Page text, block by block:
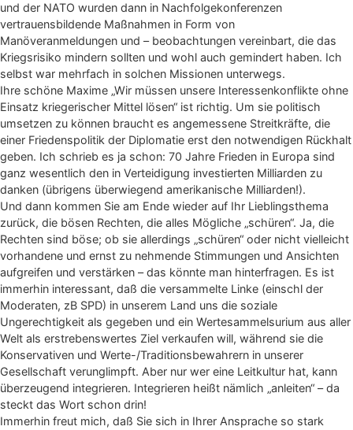
und der NATO wurden dann in Nachfolgekonferenzen
vertrauensbildende Maßnahmen in Form von
Manöveranmeldungen und – beobachtungen vereinbart, die das
Kriegsrisiko mindern sollten und wohl auch gemindert haben. Ich
selbst war mehrfach in solchen Missionen unterwegs.
Ihre schöne Maxime „Wir müssen unsere Interessenkonflikte ohne
Einsatz kriegerischer Mittel lösen“ ist richtig. Um sie politisch
umsetzen zu können braucht es angemessene Streitkräfte, die
einer Friedenspolitik der Diplomatie erst den notwendigen Rückhalt
geben. Ich schrieb es ja schon: 70 Jahre Frieden in Europa sind
ganz wesentlich den in Verteidigung investierten Milliarden zu
danken (übrigens überwiegend amerikanische Milliarden!).
Und dann kommen Sie am Ende wieder auf Ihr Lieblingsthema
zurück, die bösen Rechten, die alles Mögliche „schüren“. Ja, die
Rechten sind böse; ob sie allerdings „schüren“ oder nicht vielleicht
vorhandene und ernst zu nehmende Stimmungen und Ansichten
aufgreifen und verstärken – das könnte man hinterfragen. Es ist
immerhin interessant, daß die versammelte Linke (einschl der
Moderaten, zB SPD) in unserem Land uns die soziale
Ungerechtigkeit als gegeben und ein Wertesammelsurium aus aller
Welt als erstrebenswertes Ziel verkaufen will, während sie die
Konservativen und Werte-/Traditionsbewahrern in unserer
Gesellschaft verunglimpft. Aber nur wer eine Leitkultur hat, kann
überzeugend integrieren. Integrieren heißt nämlich „anleiten“ – da
steckt das Wort schon drin!
Immerhin freut mich, daß Sie sich in Ihrer Ansprache so stark